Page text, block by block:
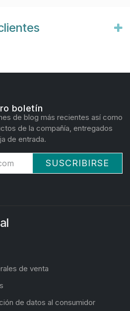
boletín
de blog más recientes así como
de la compañía, entregados
de entrada.
SUSCRIBIRSE
de venta
de datos al consumidor